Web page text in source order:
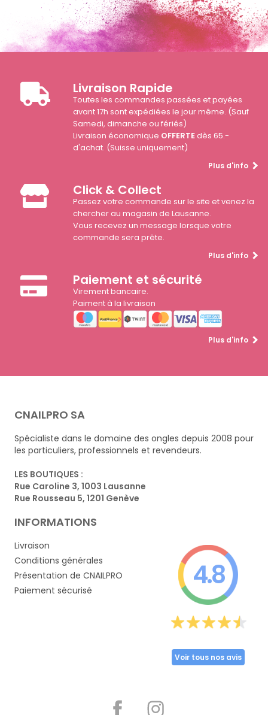
Livraison Rapide
Toutes les commandes passées et payées
avant 17h sont expédiées le jour même. (Sauf
Samedi, dimanche ou fériés)
Livraison économique OFFERTEdès 65.-
d'achat. (Suisse uniquement)
Plus d'info
Click & Collect
Passez votre commande sur le site et venez la
chercher au magasin de Lausanne.
Vous recevez un message lorsque votre
commande sera prête.
Plus d'info
Paiement et sécurité
Virement bancaire.
Paiment à la livraison
Plus d'info
CNAILPRO SA
Spécialiste dans le domaine des ongles depuis 2008 pour
les particuliers, professionnels et revendeurs.
LES BOUTIQUES :
Rue Caroline 3, 1003 Lausanne
Rue Rousseau 5, 1201 Genève
INFORMATIONS
Livraison
Conditions générales
Présentation de CNAILPRO
Paiement sécurisé
4.8
Voir tous nos avis